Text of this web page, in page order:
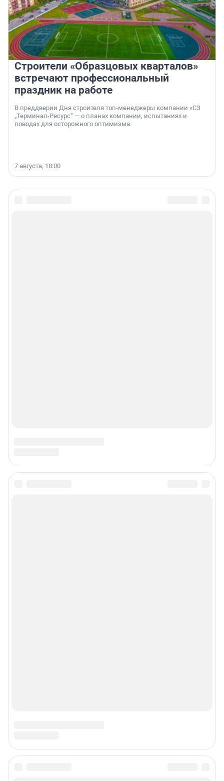
Строители «Образцовых кварталов»
встречают профессиональный
праздник на работе
В преддверии Дня строителя топ-менеджеры компании «СЗ
„Терминал-Ресурс“ — о планах компании, испытаниях и
поводах для осторожного оптимизма.
7 августа, 18:00